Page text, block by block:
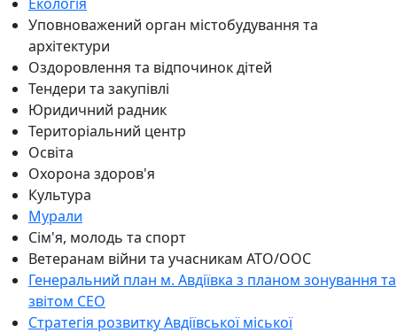
Уповноважений орган містобудування та
архітектури
Оздоровлення та відпочинок дітей
Тендери та закупівлі
Юридичний радник
Територіальний центр
Освіта
Охорона здоров'я
Культура
Мурали
Сім'я, молодь та спорт
Ветеранам війни та учасникам АТО/ООС
Генеральний план м. Авдіївка з планом зонування та
звітом СЕО
Стратегія розвитку Авдіївської міської